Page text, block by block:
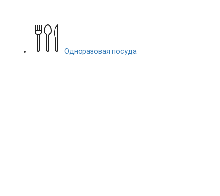
Одноразовая посуда